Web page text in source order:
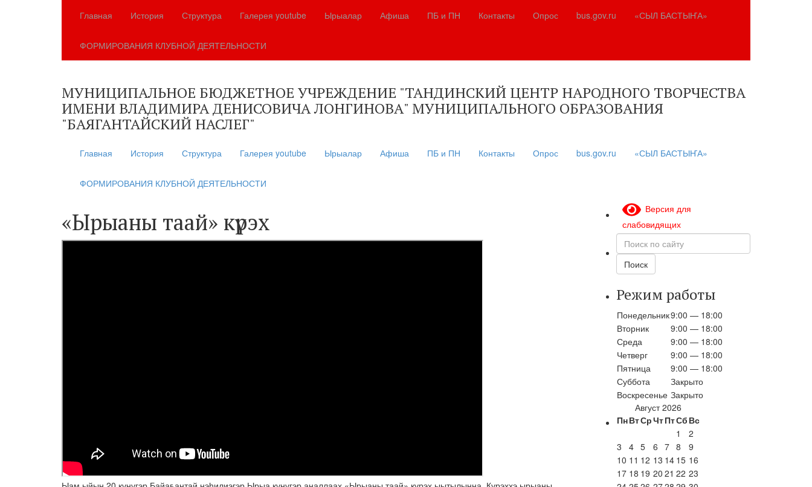
Главная История Структура Галерея youtube Ырыалар Афиша ПБ и ПН Контакты Опрос bus.gov.ru «СЫЛ БАСТЫҤА»
ФОРМИРОВАНИЯ КЛУБНОЙ ДЕЯТЕЛЬНОСТИ
МУНИЦИПАЛЬНОЕ БЮДЖЕТНОЕ УЧРЕЖДЕНИЕ "ТАНДИНСКИЙ ЦЕНТР НАРОДНОГО ТВОРЧЕСТВА
ИМЕНИ ВЛАДИМИРА ДЕНИСОВИЧА ЛОНГИНОВА" МУНИЦИПАЛЬНОГО ОБРАЗОВАНИЯ
"БАЯГАНТАЙСКИЙ НАСЛЕГ"
Главная История Структура Галерея youtube Ырыалар Афиша ПБ и ПН Контакты Опрос bus.gov.ru «СЫЛ БАСТЫҤА»
ФОРМИРОВАНИЯ КЛУБНОЙ ДЕЯТЕЛЬНОСТИ
«Ырыаны таай» күрэх
Версия для
слабовидящих
Поиск
по
сайту
Поиск
Режим работы
Понедельник9:00 — 18:00
Вторник
9:00 — 18:00
Среда
9:00 — 18:00
Четверг
9:00 — 18:00
Пятница
9:00 — 18:00
Суббота
Закрыто
Воскресенье Закрыто
Август 2026
ПнВтСрЧтПтСб Вс
1
2
3
4 5 6 7 8
9
10 11 12 13 14 15 16
17 18 19 20 21 22 23